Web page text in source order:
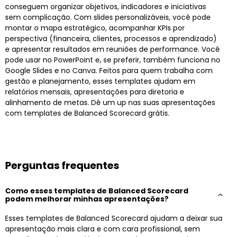
conseguem organizar objetivos, indicadores e iniciativas
sem complicação. Com slides personalizáveis, você pode
montar o mapa estratégico, acompanhar KPIs por
perspectiva (financeira, clientes, processos e aprendizado)
e apresentar resultados em reuniões de performance. Você
pode usar no PowerPoint e, se preferir, também funciona no
Google Slides e no Canva. Feitos para quem trabalha com
gestão e planejamento, esses templates ajudam em
relatórios mensais, apresentações para diretoria e
alinhamento de metas. Dê um up nas suas apresentações
com templates de Balanced Scorecard grátis.
Perguntas frequentes
Como esses templates de Balanced Scorecard
podem melhorar minhas apresentações?
Esses templates de Balanced Scorecard ajudam a deixar sua
apresentação mais clara e com cara profissional, sem